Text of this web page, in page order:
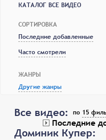
КАТАЛОГ ВСЕ ВИДЕО
СОРТИРОВКА
Последние добавленные
Часто смотрели
ЖАНРЫ
Другие жанры
по 15
Последние
Все видео:
Доминик Купер: